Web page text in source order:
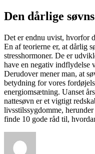
Den dårlige
Det er endnu uvist, hvorfor
En af teorierne er, at dårlig
stresshormoner. De er
have en negativ indflydelse
Derudover mener man, at
betydning for vores
energiomsætning. Uanset
nattesøvn er et vigtigt
livsstilssygdomme,
finde 10 gode råd til,